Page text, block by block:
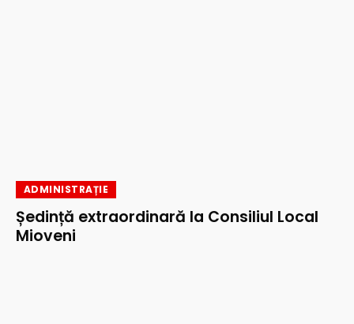
ADMINISTRAȚIE
Ședință extraordinară la Consiliul Local
Mioveni